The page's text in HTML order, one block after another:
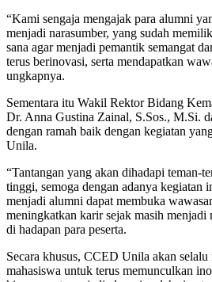
“Kami sengaja mengajak para alumni
menjadi narasumber, yang sudah
sana agar menjadi pemantik semangat
terus berinovasi, serta mendapatkan
ungkapnya.
Sementara itu Wakil Rektor Bidang
Dr. Anna Gustina Zainal, S.Sos., M.Si.
dengan ramah baik dengan kegiatan
Unila.
“Tantangan yang akan dihadapi teman-
tinggi, semoga dengan adanya kegiatan
menjadi alumni dapat membuka
meningkatkan karir sejak masih menjadi
di hadapan para peserta.
Secara khusus, CCED Unila akan
mahasiswa untuk terus memunculkan